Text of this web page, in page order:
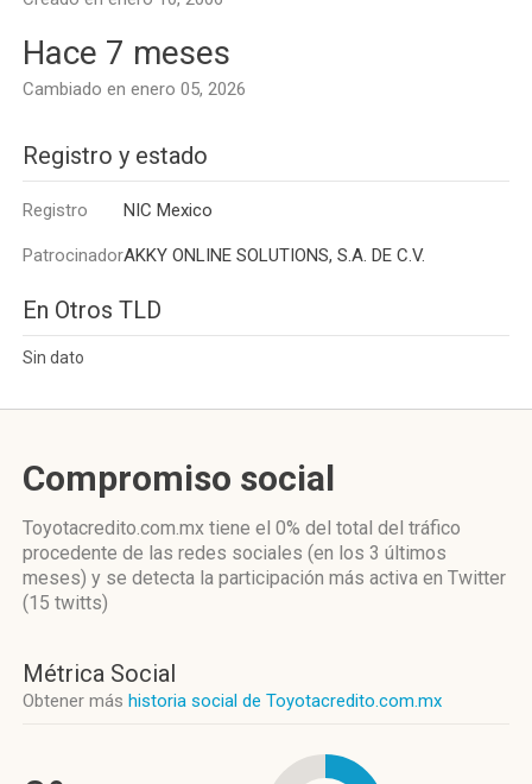
Hace 7 meses
Cambiado en enero 05, 2026
Registro y estado
Registro NIC Mexico
PatrocinadorAKKY ONLINE SOLUTIONS, S.A. DE C.V.
En Otros TLD
Sin dato
Compromiso social
Toyotacredito.com.mx tiene el 0% del total del tráfico
procedente de las redes sociales (en los 3 últimos
meses) y se detecta la participación más activa en Twitter
(15 twitts)
Métrica Social
Obtener más historia social de Toyotacredito.com.mx